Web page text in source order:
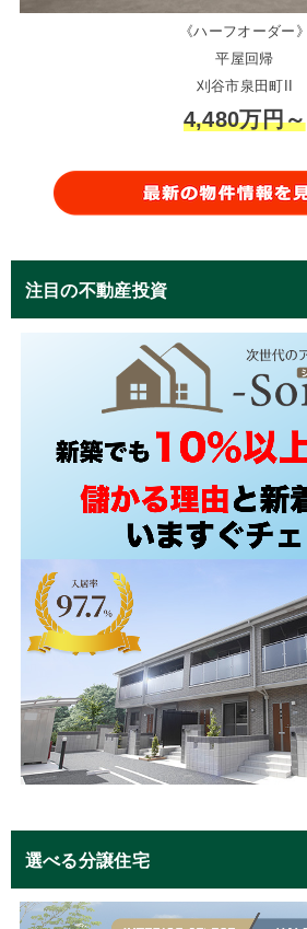
《ハーフオーダー》
平屋回帰
刈谷市泉田町II
4,480万円～
注目の不動産投資
選べる分譲住宅